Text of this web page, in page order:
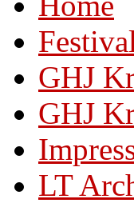
GHJ
GHJ
LT